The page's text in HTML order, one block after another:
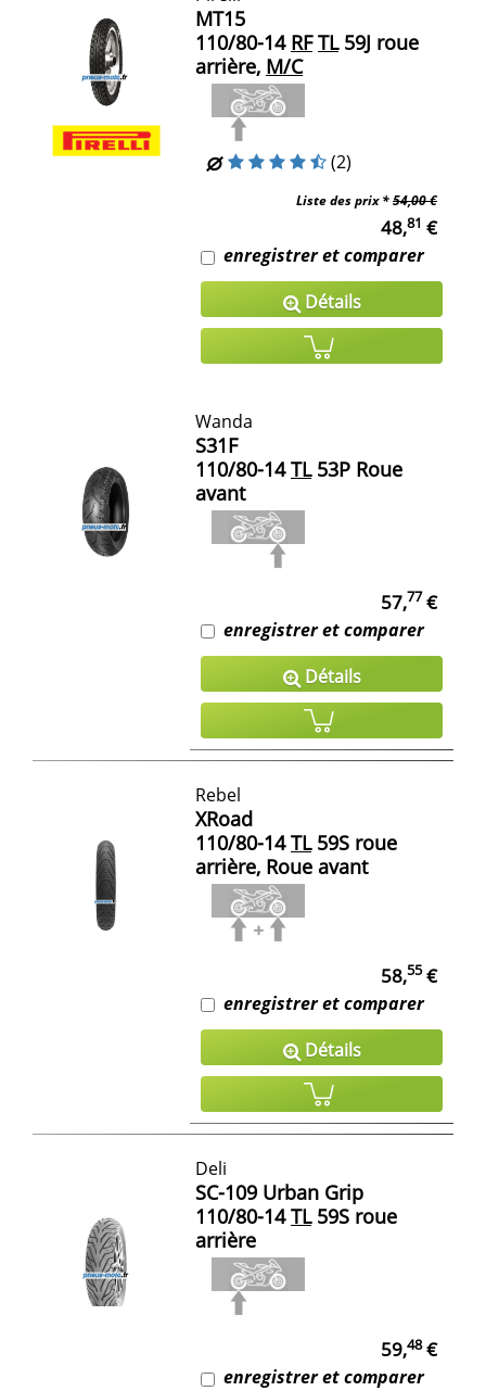
MT15
110/80-14 RF TL59J roue
arrière, M/C
(2)
Liste des prix *54,00 €
48,81 €
enregistrer et comparer
Détails
Wanda
S31F
110/80-14 TL53P Roue
avant
57,77 €
enregistrer et comparer
Détails
Rebel
XRoad
110/80-14 TL59S roue
arrière, Roue avant
58,55€
enregistrer et comparer
Détails
Deli
SC-109 Urban Grip
110/80-14 TL59S roue
arrière
59,48€
enregistrer et comparer